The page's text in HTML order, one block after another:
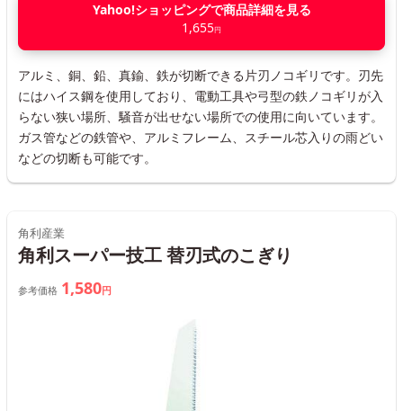
Yahoo!ショッピングで商品詳細を見る
1,655円
アルミ、銅、鉛、真鍮、鉄が切断できる片刃ノコギリです。刃先
にはハイス鋼を使用しており、電動工具や弓型の鉄ノコギリが入
らない狭い場所、騒音が出せない場所での使用に向いています。
ガス管などの鉄管や、アルミフレーム、スチール芯入りの雨どい
などの切断も可能です。
角利産業
角利スーパー技工 替刃式のこぎり
参考価格 1,580円